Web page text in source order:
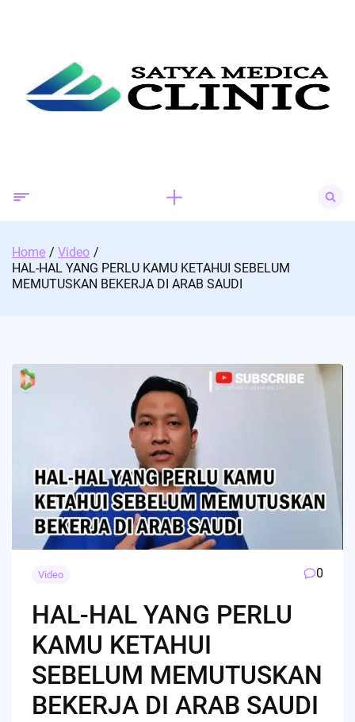
for:
Home
Video
HAL-HAL YANG PERLU KAMU KETAHUI SEBELUM
MEMUTUSKAN BEKERJA DI ARAB SAUDI
Video 0
HAL-HAL YANG PERLU
KAMU KETAHUI
SEBELUM MEMUTUSKAN
BEKERJA DI ARAB SAUDI